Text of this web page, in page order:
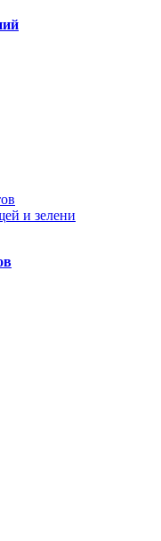
и зелени